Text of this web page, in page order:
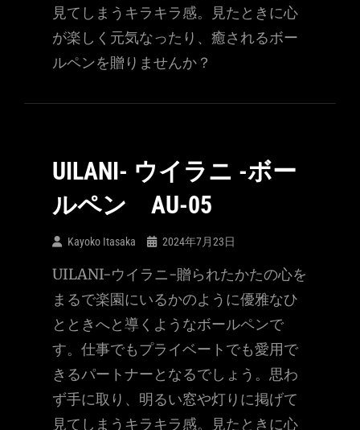
見てしまうキラキラ感。見たときに心
が楽しく元気なったり、癒されるボー
ルペンを贈りませんか？
UILANI- ウイラニ -ボー
ルペン AU-05
Kayoko Itasaka 2024年7月23日
UILANI-ウイラニ-贈られたかたの心を
まるで楽園にいるかのように優雅なひ
とときへと導くようなボールペンで
す。仕事でもプライベートでも愛用で
きるパートナーとなるでしょう。思わ
ず手に取り、明るい窓や灯りに掲げて
見てしまうキラキラ感。見たときに心